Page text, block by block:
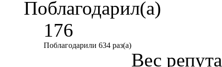
Поблагодарил(а)
176
Поблагодарили 634 раз(а)
Вес